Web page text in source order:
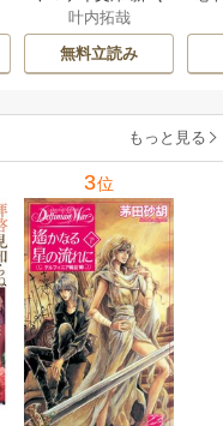
らべてわかる野鳥3
00 1巻
叶内拓哉
無料立読み
もっと見る
3位